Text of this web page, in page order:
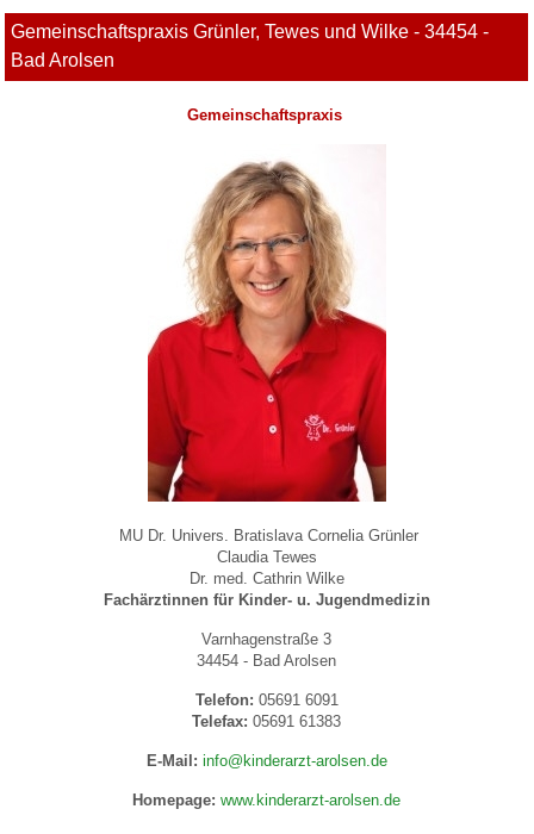
Gemeinschaftspraxis Grünler, Tewes und Wilke - 34454 -
Bad Arolsen
Gemeinschaftspraxis
MU Dr. Univers. Bratislava Cornelia Grünler
Claudia Tewes
Dr. med. Cathrin Wilke
Fachärztinnen für Kinder- u. Jugendmedizin
Varnhagenstraße 3
34454 - Bad Arolsen
Telefon: 05691 6091
Telefax: 05691 61383
E-Mail: info@kinderarzt-arolsen.de
Homepage: www.kinderarzt-arolsen.de